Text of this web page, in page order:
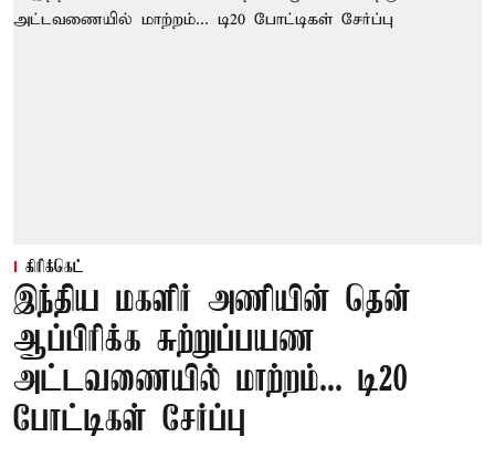
கிரிக்கெட்
இந்திய மகளிர் அணியின் தென்
ஆப்பிரிக்க சுற்றுப்பயண
அட்டவணையில் மாற்றம்... டி20
போட்டிகள் சேர்ப்பு